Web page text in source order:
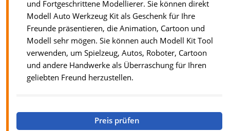
und Fortgeschrittene Modellierer. Sie können direkt
Modell Auto Werkzeug Kit als Geschenk für Ihre
Freunde präsentieren, die Animation, Cartoon und
Modell sehr mögen. Sie können auch Modell Kit Tool
verwenden, um Spielzeug, Autos, Roboter, Cartoon
und andere Handwerke als Überraschung für Ihren
geliebten Freund herzustellen.
Preis prüfen